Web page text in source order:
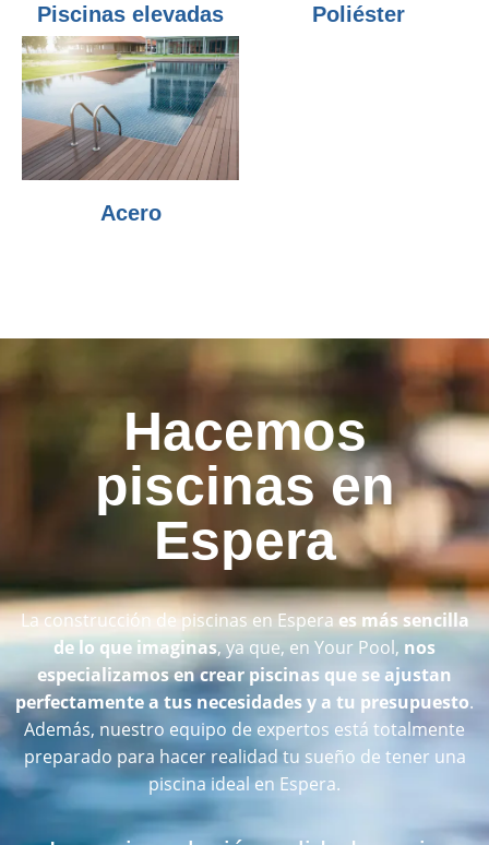
Piscinas elevadas Poliéster
Acero
Hacemos
piscinas en
Espera
La construcción de piscinas en Esperaes más sencilla
de lo que imaginas, ya que, en Your Pool, nos
especializamos en crear piscinas que se ajustan
perfectamente a tus necesidades y a tu presupuesto.
Además, nuestro equipo de expertos está totalmente
preparado para hacer realidad tu sueño de tener una
piscina ideal en Espera.